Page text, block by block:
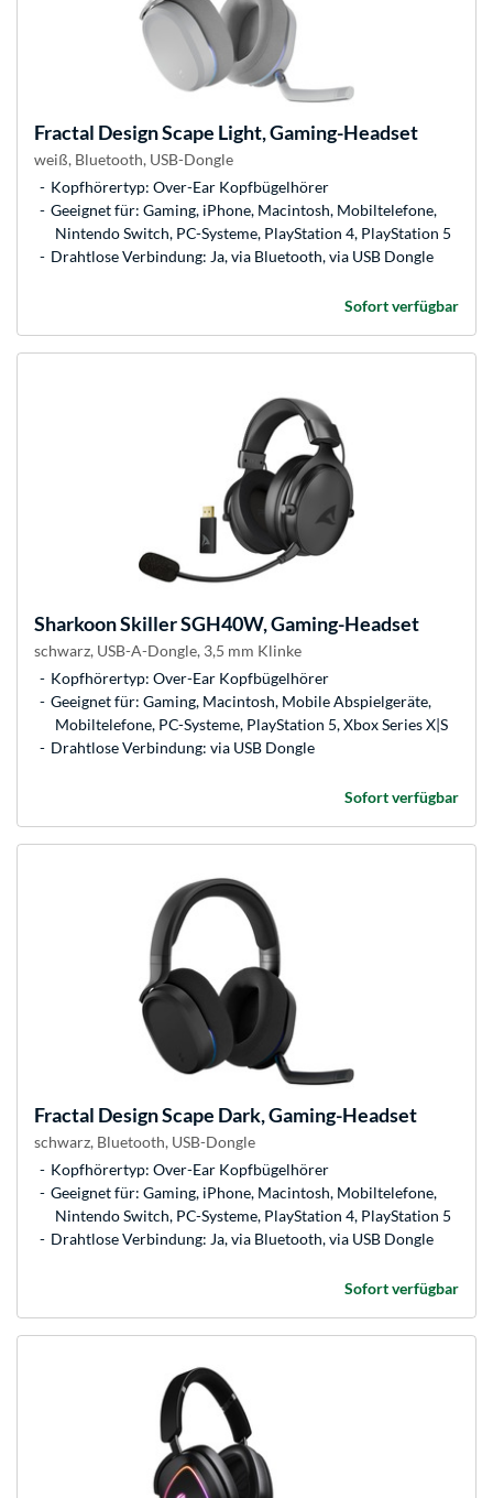
Fractal DesignScape Light, Gaming-Headset
weiß, Bluetooth, USB-Dongle
Kopfhörertyp: Over-Ear Kopfbügelhörer
Geeignet für: Gaming, iPhone, Macintosh, Mobiltelefone,
Nintendo Switch, PC-Systeme, PlayStation 4, PlayStation 5
Drahtlose Verbindung: Ja, via Bluetooth, via USB Dongle
Sofort verfügbar
SharkoonSkiller SGH40W, Gaming-Headset
schwarz, USB-A-Dongle, 3,5 mm Klinke
Kopfhörertyp: Over-Ear Kopfbügelhörer
Geeignet für: Gaming, Macintosh, Mobile Abspielgeräte,
Mobiltelefone, PC-Systeme, PlayStation 5, Xbox Series X|S
Drahtlose Verbindung: via USB Dongle
Sofort verfügbar
Fractal DesignScape Dark, Gaming-Headset
schwarz, Bluetooth, USB-Dongle
Kopfhörertyp: Over-Ear Kopfbügelhörer
Geeignet für: Gaming, iPhone, Macintosh, Mobiltelefone,
Nintendo Switch, PC-Systeme, PlayStation 4, PlayStation 5
Drahtlose Verbindung: Ja, via Bluetooth, via USB Dongle
Sofort verfügbar